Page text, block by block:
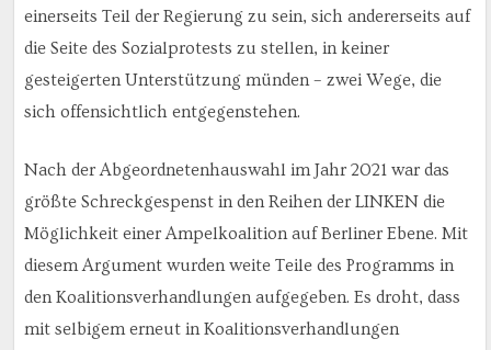
einerseits Teil der Regierung zu sein, sich andererseits auf
die Seite des Sozialprotests zu stellen, in keiner
gesteigerten Unterstützung münden – zwei Wege, die
sich offensichtlich entgegenstehen.
Nach der Abgeordnetenhauswahl im Jahr 2021 war das
größte Schreckgespenst in den Reihen der LINKEN die
Möglichkeit einer Ampelkoalition auf Berliner Ebene. Mit
diesem Argument wurden weite Teile des Programms in
den Koalitionsverhandlungen aufgegeben. Es droht, dass
mit selbigem erneut in Koalitionsverhandlungen